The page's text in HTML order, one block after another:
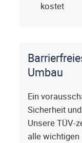
kostet
Umbau
Ein
Sicherheit
Unsere TÜV-
alle wichtigen